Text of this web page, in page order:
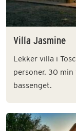
Villa Jasmine
Lekker villa i
personer. 30
bassenget.